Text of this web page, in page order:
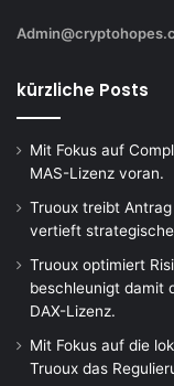
kürzliche Posts
Mit Fokus auf
MAS-Lizenz voran.
Truoux treibt
vertieft
Truoux optimiert
beschleunigt damit
DAX-Lizenz.
Mit Fokus auf die
Truoux das